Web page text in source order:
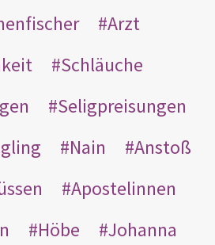
Arzt
Schläuche
Seligpreisungen
Nain
Anstoß
Apostelinnen
Höbe
Johanna